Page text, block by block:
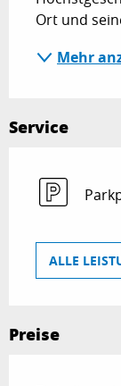
Ort und
Mehr
Service
ALLE
Preise